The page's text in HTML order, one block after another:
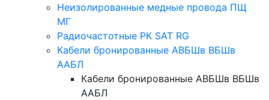
Неизолированные медные провода ПЩ
МГ
Радиочастотные РК SAT RG
Кабели бронированные АВБШв ВБШв
ААБЛ
Кабели бронированные АВБШв ВБШв
ААБЛ